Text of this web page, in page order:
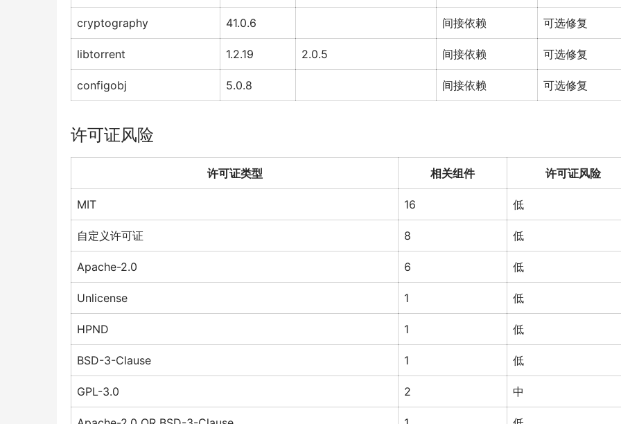
cryptography 41.0.6 间接依赖 可选修复
libtorrent 1.2.19 2.0.5 间接依赖 可选修复
configobj 5.0.8 间接依赖 可选修复
许可证风险
许可证类型 相关组件 许可证风险
MIT 16 低
自定义许可证 8 低
Apache-2.0 6 低
Unlicense 1 低
HPND 1 低
BSD-3-Clause 1 低
GPL-3.0 2 中